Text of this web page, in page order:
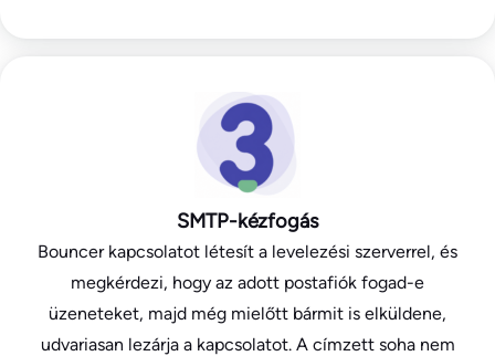
SMTP-kézfogás
Bouncer kapcsolatot létesít a levelezési szerverrel, és
megkérdezi, hogy az adott postafiók fogad-e
üzeneteket, majd még mielőtt bármit is elküldene,
udvariasan lezárja a kapcsolatot. A címzett soha nem